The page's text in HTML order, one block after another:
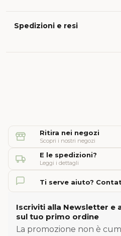
Spedizioni e resi
Ritira nei negozi
Scopri i nostri negozi
E le spedizioni?
Leggi i dettagli
Ti serve aiuto?
Iscriviti alla Newsletter e
sul tuo primo ordine
La promozione non è